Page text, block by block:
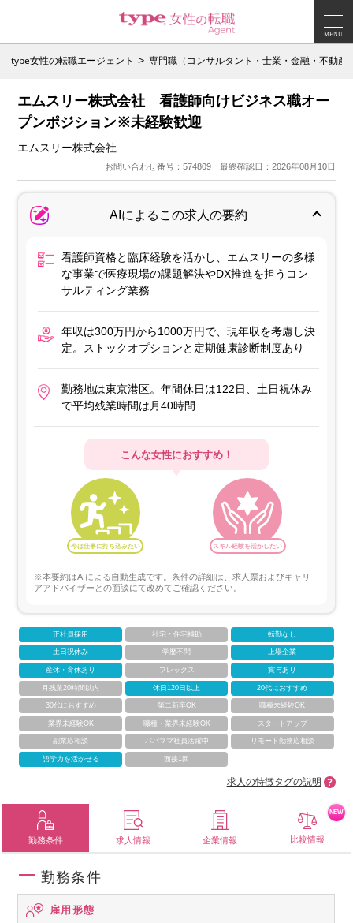
MENU
type女性の転職エージェント 専門職（コンサルタント・士業・金融・不動産
エムスリー株式会社 看護師向けビジネス職オー
プンポジション※未経験歓迎
エムスリー株式会社
お問い合わせ番号：574809 最終確認日：2026年08月10日
AIによるこの求人の要約
看護師資格と臨床経験を活かし、エムスリーの多様
な事業で医療現場の課題解決やDX推進を担うコン
サルティング業務
年収は300万円から1000万円で、現年収を考慮し決
定。ストックオプションと定期健康診断制度あり
勤務地は東京港区。年間休日は122日、土日祝休み
で平均残業時間は月40時間
こんな女性におすすめ！
今は仕事に打ち込みたい スキル経験を活かしたい
※本要約はAIによる自動生成です。条件の詳細は、求人票およびキャリ
アアドバイザーとの面談にて改めてご確認ください。
正社員採用 社宅・住宅補助 転勤なし
土日祝休み 学歴不問 上場企業
産休・育休あり フレックス 賞与あり
月残業20時間以内 休日120日以上 20代におすすめ
30代におすすめ 第二新卒OK 職種未経験OK
業界未経験OK 職種・業界未経験OK スタートアップ
副業応相談 パパママ社員活躍中 リモート勤務応相談
語学力を活かせる 面接1回
求人の特徴タグの説明
勤務条件 求人情報 企業情報 比較情報
NEW
勤務条件
雇用形態